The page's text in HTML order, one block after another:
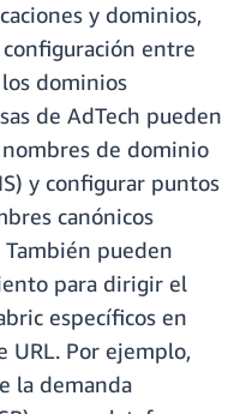
y dominios,
entre
los dominios
de AdTech pueden
de dominio
y configurar puntos
canónicos
También pueden
para dirigir el
específicos en
URL. Por ejemplo,
la demanda